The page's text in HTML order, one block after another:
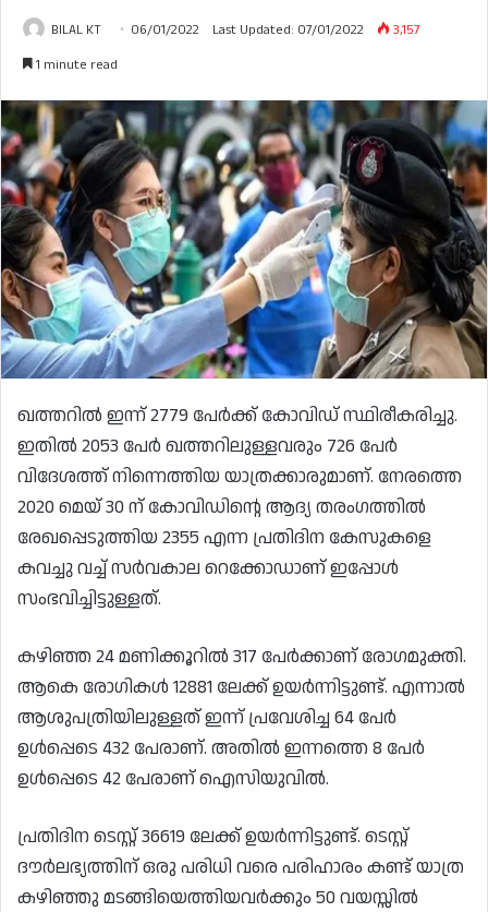
BILAL KT 06/01/2022 Last Updated: 07/01/2022
3,157
1 minute read
ഖത്തറിൽ ഇന്ന് 2779 പേർക്ക് കോവിഡ് സ്ഥിരീകരിച്ചു.
ഇതിൽ 2053 പേർ ഖത്തറിലുള്ളവരും 726 പേർ
വിദേശത്ത് നിന്നെത്തിയ യാത്രക്കാരുമാണ്. നേരത്തെ
2020 മെയ് 30 ന് കോവിഡിന്റെ ആദ്യ തരംഗത്തിൽ
രേഖപ്പെടുത്തിയ 2355 എന്ന പ്രതിദിന കേസുകളെ
കവച്ചു വച്ച് സർവകാല റെക്കോഡാണ് ഇപ്പോൾ
സംഭവിച്ചിട്ടുള്ളത്.
കഴിഞ്ഞ 24 മണിക്കൂറിൽ 317 പേർക്കാണ് രോഗമുക്തി.
ആകെ രോഗികൾ 12881 ലേക്ക് ഉയർന്നിട്ടുണ്ട്. എന്നാൽ
ആശുപത്രിയിലുള്ളത് ഇന്ന് പ്രവേശിച്ച 64 പേർ
ഉൾപ്പെടെ 432 പേരാണ്. അതിൽ ഇന്നത്തെ 8 പേർ
ഉൾപ്പെടെ 42 പേരാണ് ഐസിയുവിൽ.
പ്രതിദിന ടെസ്റ്റ് 36619 ലേക്ക് ഉയർന്നിട്ടുണ്ട്. ടെസ്റ്റ്
ദൗർലഭ്യത്തിന് ഒരു പരിധി വരെ പരിഹാരം കണ്ട് യാത്ര
കഴിഞ്ഞു മടങ്ങിയെത്തിയവർക്കും 50 വയസ്സിൽ